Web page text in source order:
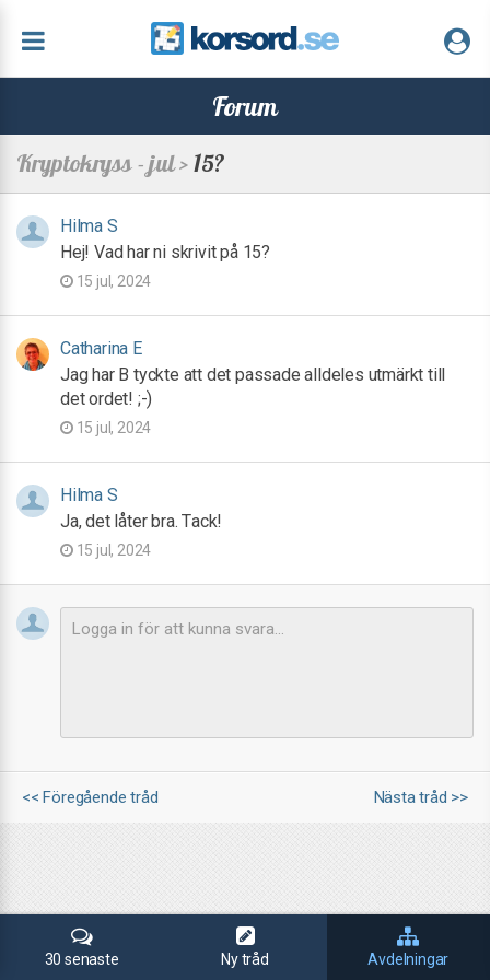
Forum
Kryptokryss - jul >15?
Hilma S
Hej! Vad har ni skrivit på 15?
15 jul, 2024
Catharina E
Jag har B tyckte att det passade alldeles utmärkt till
det ordet! ;-)
15 jul, 2024
Hilma S
Ja, det låter bra. Tack!
15 jul, 2024
<< Föregående tråd Nästa tråd >>
30 senaste Ny tråd Avdelningar